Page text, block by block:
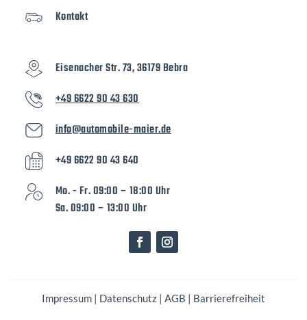
Kontakt
Eisenacher Str. 73, 36179 Bebra
+49 6622 90 43 630
info@automobile-maier.de
+49 6622 90 43 640
Mo. - Fr. 09:00 – 18:00 Uhr
Sa. 09:00 – 13:00 Uhr
Impressum | Datenschutz | AGB | Barrierefreiheit